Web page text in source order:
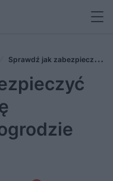
Sprawdź jak zabezpieczyć